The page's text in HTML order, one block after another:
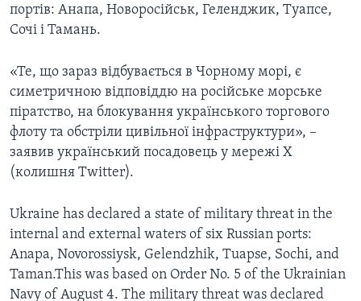
портів: Анапа, Новоросійськ, Геленджик, Туапсе,
Сочі і Тамань.
«Те, що зараз відбувається в Чорному морі, є
симетричною відповіддю на російське морське
піратство, на блокування українського торгового
флоту та обстріли цивільної інфраструктури», –
заявив український посадовець у мережі Х
(колишня Twitter).
Ukraine has declared a state of military threat in the
internal and external waters of six Russian ports:
Anapa, Novorossiysk, Gelendzhik, Tuapse, Sochi, and
Taman.This was based on Order No. 5 of the Ukrainian
Navy of August 4. The military threat was declared